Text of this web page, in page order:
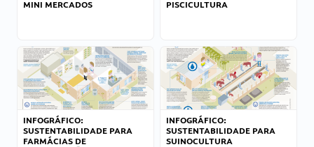
MINI MERCADOS
PISCICULTURA
INFOGRÁFICO:
SUSTENTABILIDADE PARA
FARMÁCIAS DE
INFOGRÁFICO:
SUSTENTABILIDADE PARA
SUINOCULTURA